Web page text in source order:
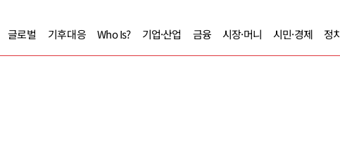
글로벌 기후대응 Who Is? 기업·산업 금융 시장·머니 시민·경제 정